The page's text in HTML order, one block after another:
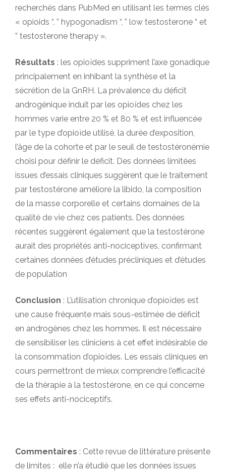
recherchés dans PubMed en utilisant les termes clés
« opioids “, ” hypogonadism “, ” low testosterone “ et
” testosterone therapy ».
Résultats : les opioïdes suppriment l’axe gonadique
principalement en inhibant la synthèse et la
sécrétion de la GnRH. La prévalence du déficit
androgénique induit par les opioïdes chez les
hommes varie entre 20 % et 80 % et est influencée
par le type d’opioïde utilisé, la durée d’exposition,
l’âge de la cohorte et par le seuil de testostéronémie
choisi pour définir le déficit. Des données limitées
issues d’essais cliniques suggèrent que le traitement
par testostérone améliore la libido, la composition
de la masse corporelle et certains domaines de la
qualité de vie chez ces patients. Des données
récentes suggèrent également que la testostérone
aurait des propriétés anti-nociceptives, confirmant
certaines données d’études précliniques et d’études
de population
Conclusion : L’utilisation chronique d’opioïdes est
une cause fréquente mais sous-estimée de déficit
en androgènes chez les hommes. Il est nécessaire
de sensibiliser les cliniciens à cet effet indésirable de
la consommation d’opioïdes. Les essais cliniques en
cours permettront de mieux comprendre l’efficacité
de la thérapie à la testostérone, en ce qui concerne
ses effets anti-nociceptifs.
Commentaires : Cette revue de littérature présente
de limites : elle n’a étudié que les données issues